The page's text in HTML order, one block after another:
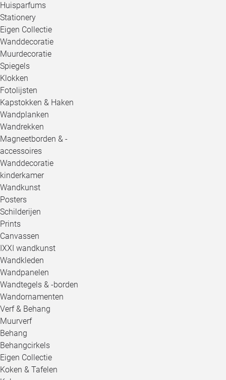
Huisparfums
Stationery
Eigen Collectie
Wanddecoratie
Muurdecoratie
Spiegels
Klokken
Fotolijsten
Kapstokken & Haken
Wandplanken
Wandrekken
Magneetborden & -
accessoires
Wanddecoratie
kinderkamer
Wandkunst
Posters
Schilderijen
Prints
Canvassen
IXXI wandkunst
Wandkleden
Wandpanelen
Wandtegels & -borden
Wandornamenten
Verf & Behang
Muurverf
Behang
Behangcirkels
Eigen Collectie
Koken & Tafelen